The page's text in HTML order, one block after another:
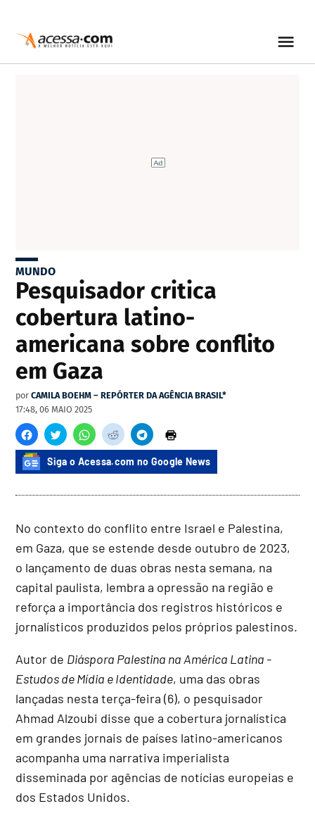
MUNDO
Pesquisador critica
cobertura latino-
americana sobre conflito
em Gaza
por CAMILA BOEHM – REPÓRTER DA AGÊNCIA BRASIL*
17:48, 06 MAIO 2025
Siga o Acessa.com no Google News
No contexto do conflito entre Israel e Palestina,
em Gaza, que se estende desde outubro de 2023,
o lançamento de duas obras nesta semana, na
capital paulista, lembra a opressão na região e
reforça a importância dos registros históricos e
jornalísticos produzidos pelos próprios palestinos.
Autor de Diáspora Palestina na América Latina -
Estudos de Mídia e Identidade, uma das obras
lançadas nesta terça-feira (6), o pesquisador
Ahmad Alzoubi disse que a cobertura jornalística
em grandes jornais de países latino-americanos
acompanha uma narrativa imperialista
disseminada por agências de notícias europeias e
dos Estados Unidos.